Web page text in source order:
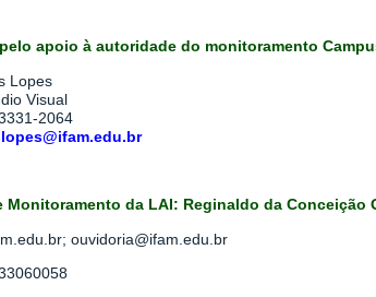
apoio à autoridade do monitoramento
Lopes
Visual
2064
Monitoramento da LAI: Reginaldo da Conceição
ouvidoria@ifam.edu.br